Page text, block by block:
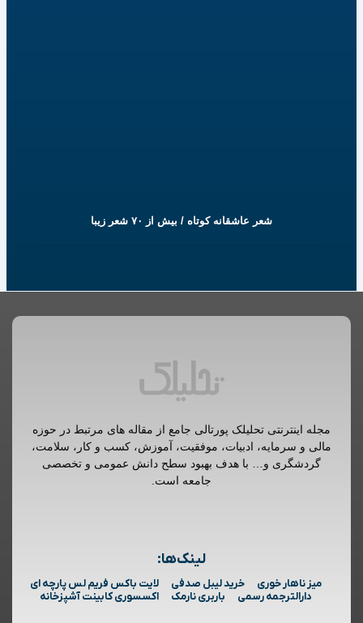
شعر عاشقانه کوتاه / بیش از ۷۰ شعر زیبا
مجله اینترنتی تحلیلک پورتالی جامع از مقاله های مرتبط در حوزه
مالی و سرمایه، ادبیات، موفقیت، آموزش، کسب و کار، سلامت،
گردشگری و… با هدف بهبود سطح دانش عمومی و تخصصی
جامعه است.
لینک‌ها:
میز ناهار خوری خرید لیبل صدفی
لایت باکس فریم لس پارچه ای
دارالترجمه رسمی
باربری نارمک اکسسوری کابینت آشپزخانه